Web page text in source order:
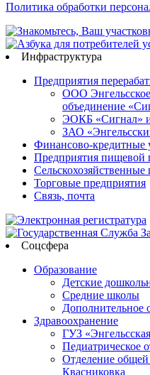
Политика обработки
Инфраструктура
Предприятия
ООО
объединение
ЭОКБ «Сигнал»
ЗАО
Финансово-кредитные
Предприятия пищевой
Сельскохозяйственные
Торговые предприятия
Связь, почта
Соцсфера
Образование
Детские
Средние школы
Дополнительное
Здравоохранение
ГУЗ
Педиатрическое
Отделение общей
Квасниковка